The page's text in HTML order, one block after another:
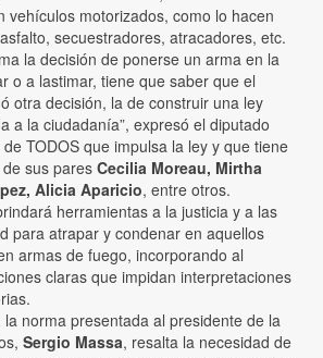
vehículos motorizados, como lo hacen
secuestradores, atracadores, etc.
la decisión de ponerse un arma en la
o a lastimar, tiene que saber que el
otra decisión, la de construir una ley
a la ciudadanía”, expresó el diputado
TODOS que impulsa la ley y que tiene
sus pares Cecilia Moreau, Mirtha
Alicia Aparicio, entre otros.
herramientas a la justicia y a las
para atrapar y condenar en aquellos
armas de fuego, incorporando al
claras que impidan interpretaciones
norma presentada al presidente de la
Sergio Massa, resalta la necesidad de